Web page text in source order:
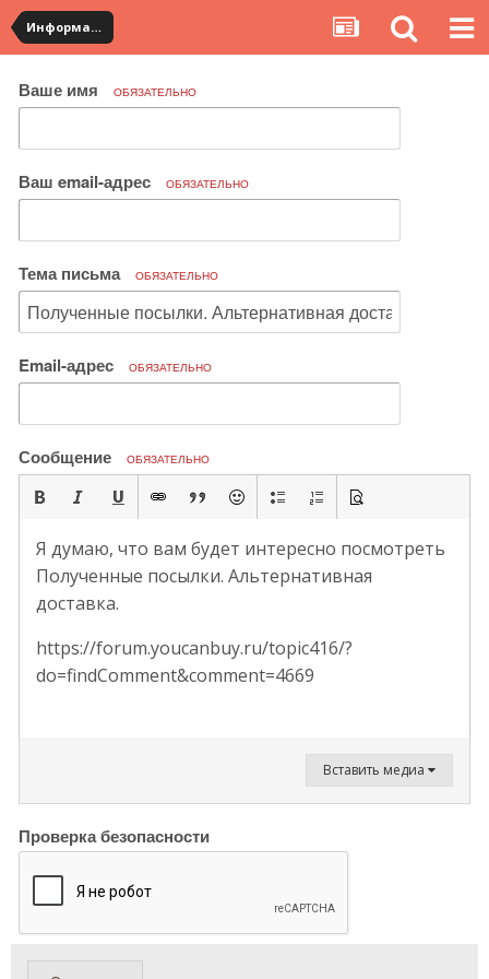
Информация по полученным посылкам
Ваше имя ОБЯЗАТЕЛЬНО
Ваш email-адрес ОБЯЗАТЕЛЬНО
Тема письма ОБЯЗАТЕЛЬНО
Email-адрес ОБЯЗАТЕЛЬНО
Сообщение ОБЯЗАТЕЛЬНО
Я думаю, что вам будет интересно посмотреть
Полученные посылки. Альтернативная
доставка.
https://forum.youcanbuy.ru/topic416/?
do=findComment&comment=4669
Вставить медиа
Проверка безопасности